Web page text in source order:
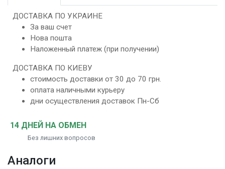
ДОСТАВКА ПО УКРАИНЕ
За ваш счет
Нова пошта
Наложенный платеж (при получении)
ДОСТАВКА ПО КИЕВУ
стоимость доставки от 30 до 70 грн.
оплата наличными курьеру
дни осуществления доставок Пн-Сб
14 ДНЕЙ НА ОБМЕН
Без лишних вопросов
Аналоги